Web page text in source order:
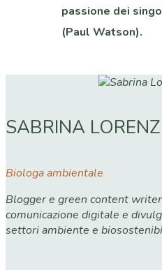
passione dei
(Paul Watson).
SABRINA
Biologa ambientale
Blogger e green content
comunicazione digitale e
settori ambiente e